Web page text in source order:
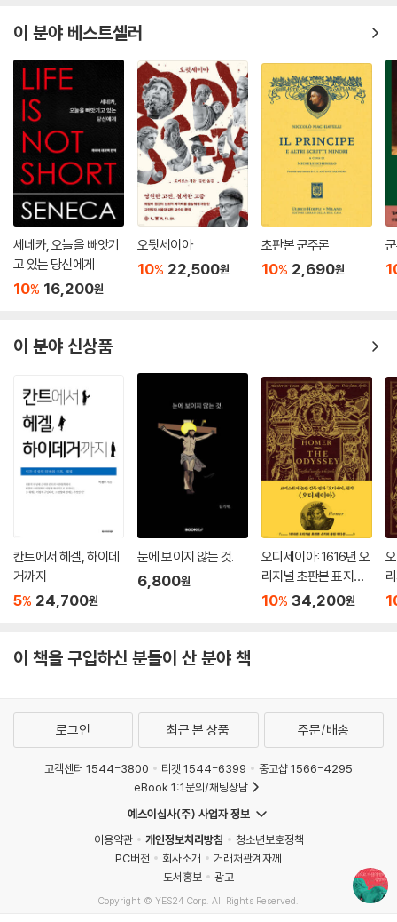
이 분야 베스트셀러
세네카, 오늘을 빼앗기
고 있는 당신에게
10% 16,200원
오뒷세이아
10% 22,500원
초판본 군주론
10% 2,690원
이 분야 신상품
칸트에서 헤겔, 하이데
거까지
5% 24,700원
눈에 보이지 않는 것.
6,800원
오디세이아: 1616년 오
리지널 초판본 표지디
자인 (스키버 금장 에디
10% 34,200원
이 책을 구입하신 분들이 산 분야 책
로그인 최근 본 상품 주문/배송
고객센터 1544-3800 티켓 1544-6399
중고샵 1566-4295
eBook 1:1문의/채팅상담
예스이십사(주) 사업자 정보
이용약관
개인정보처리방침
청소년보호정책
PC버전
회사소개
거래처관계자께
도서홍보
광고
Copyright © YES24 Corp. All Rights Reserved.